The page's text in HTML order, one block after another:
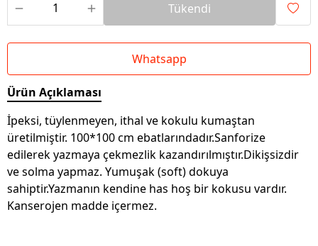
Tükendi
Whatsapp
Ürün Açıklaması
İpeksi, tüylenmeyen, ithal ve kokulu kumaştan
üretilmiştir. 100*100 cm ebatlarındadır.Sanforize
edilerek yazmaya çekmezlik kazandırılmıştır.Dikişsizdir
ve solma yapmaz. Yumuşak (soft) dokuya
sahiptir.Yazmanın kendine has hoş bir kokusu vardır.
Kanserojen madde içermez.